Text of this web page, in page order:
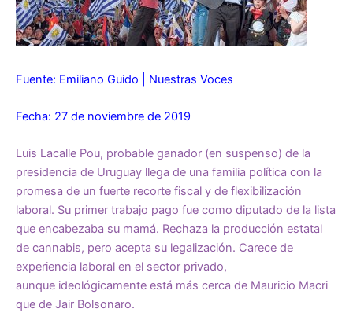
Fuente: Emiliano Guido | Nuestras Voces
Fecha: 27 de noviembre de 2019
Luis Lacalle Pou, probable ganador (en suspenso) de la
presidencia de Uruguay llega de una familia política con la
promesa de un fuerte recorte fiscal y de flexibilización
laboral. Su primer trabajo pago fue como diputado de la lista
que encabezaba su mamá. Rechaza la producción estatal
de cannabis, pero acepta su legalización. Carece de
experiencia laboral en el sector privado,
aunque ideológicamente está más cerca de Mauricio Macri
que de Jair Bolsonaro.